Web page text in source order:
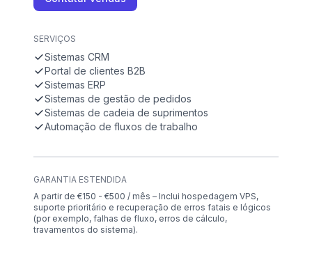
SERVIÇOS
Sistemas CRM
Portal de clientes B2B
Sistemas ERP
Sistemas de gestão de pedidos
Sistemas de cadeia de suprimentos
Automação de fluxos de trabalho
GARANTIA ESTENDIDA
A partir de €150 - €500 / mês – Inclui hospedagem VPS,
suporte prioritário e recuperação de erros fatais e lógicos
(por exemplo, falhas de fluxo, erros de cálculo,
travamentos do sistema).